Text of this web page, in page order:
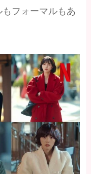
フォーマルもあ